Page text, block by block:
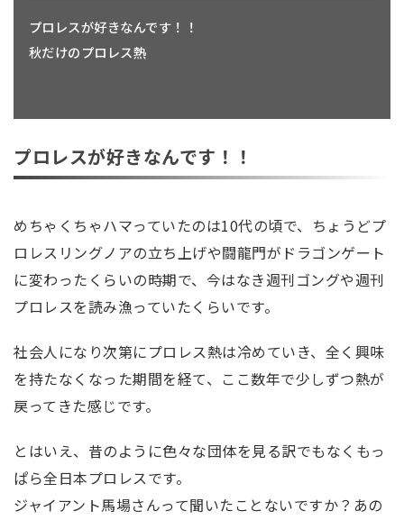
プロレスが好きなんです！！
秋だけのプロレス熱
プロレスが好きなんです！！
めちゃくちゃハマっていたのは10代の頃で、ちょうどプ
ロレスリングノアの立ち上げや闘龍門がドラゴンゲート
に変わったくらいの時期で、今はなき週刊ゴングや週刊
プロレスを読み漁っていたくらいです。
社会人になり次第にプロレス熱は冷めていき、全く興味
を持たなくなった期間を経て、ここ数年で少しずつ熱が
戻ってきた感じです。
とはいえ、昔のように色々な団体を見る訳でもなくもっ
ぱら全日本プロレスです。
ジャイアント馬場さんって聞いたことないですか？あの